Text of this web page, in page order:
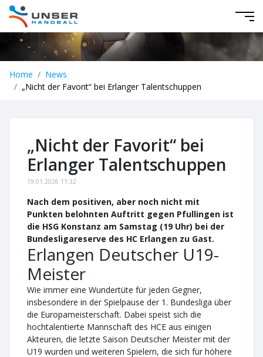
Home
News
„Nicht der Favorit“ bei Erlanger Talentschuppen
„Nicht der Favorit“ bei
Erlanger Talentschuppen
19.01.2026 11:32
Nach dem positiven, aber noch nicht mit
Punkten belohnten Auftritt gegen Pfullingen ist
die HSG Konstanz am Samstag (19 Uhr) bei der
Bundesligareserve des HC Erlangen zu Gast.
Erlangen Deutscher U19-
Meister
Wie immer eine Wundertüte für jeden Gegner,
insbesondere in der Spielpause der 1. Bundesliga über
die Europameisterschaft. Dabei speist sich die
hochtalentierte Mannschaft des HCE aus einigen
Akteuren, die letzte Saison Deutscher Meister mit der
U19 wurden und weiteren Spielern, die sich für höhere